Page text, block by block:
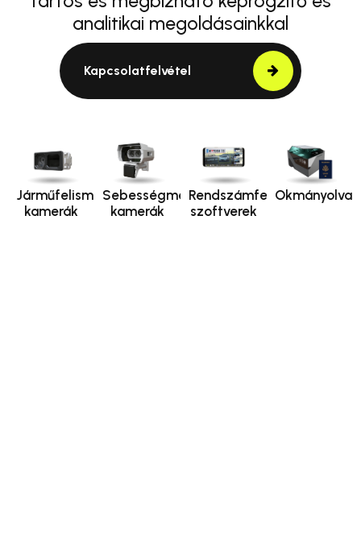
analitikai megoldásainkkal
Kapcsolatfelvétel
Járműfelismerő
kamerák
Sebességmérő
kamerák
Rendszámfelismerő
szoftverek